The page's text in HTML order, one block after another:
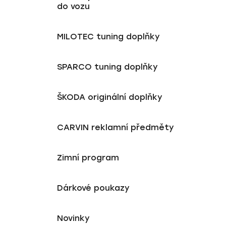
do vozu
MILOTEC tuning doplňky
SPARCO tuning doplňky
ŠKODA originální doplňky
CARVIN reklamní předměty
Zimní program
Dárkové poukazy
Novinky